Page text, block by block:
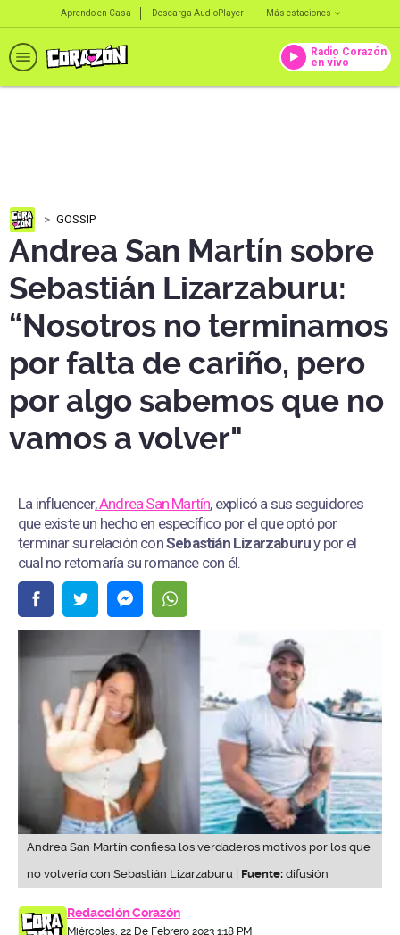
Aprendo en Casa Descarga AudioPlayer Más estaciones
Radio Corazón
en vivo
GOSSIP
Andrea San Martín sobre
Sebastián Lizarzaburu:
“Nosotros no terminamos
por falta de cariño, pero
por algo sabemos que no
vamos a volver"
La influencer,Andrea San Martín, explicó a sus seguidores
que existe un hecho en específico por el que optó por
terminar su relación conSebastián Lizarzaburuy por el
cual no retomaría su romance con él.
Andrea San Martín confiesa los verdaderos motivos por los que
no volvería con Sebastián Lizarzaburu | Fuente: difusión
Redacción Corazón
Miércoles, 22 De Febrero 2023 1:18 PM